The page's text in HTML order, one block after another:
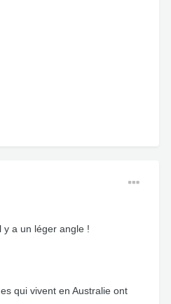
y a un léger angle !
qui vivent en Australie ont